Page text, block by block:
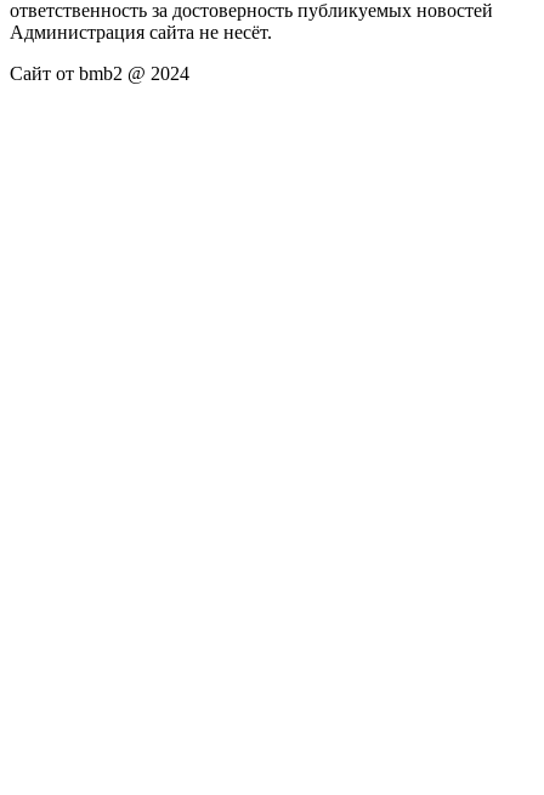
ответственность за достоверность публикуемых новостей
Администрация сайта не несёт.
Сайт от bmb2 @ 2024